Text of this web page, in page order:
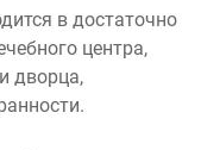
в достаточно
центра,
дворца,